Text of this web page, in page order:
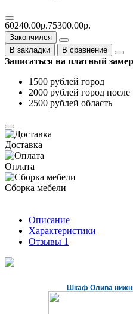
60240.00р.75300.00р.
Закончился
В закладки
В сравнение
Записаться на платный
1500 рублей город
2000 рублей город после
2500 рублей область
Доставка
Оплата
Сборка мебели
Описание
Характеристики
Отзывы 1
Шкаф Олива